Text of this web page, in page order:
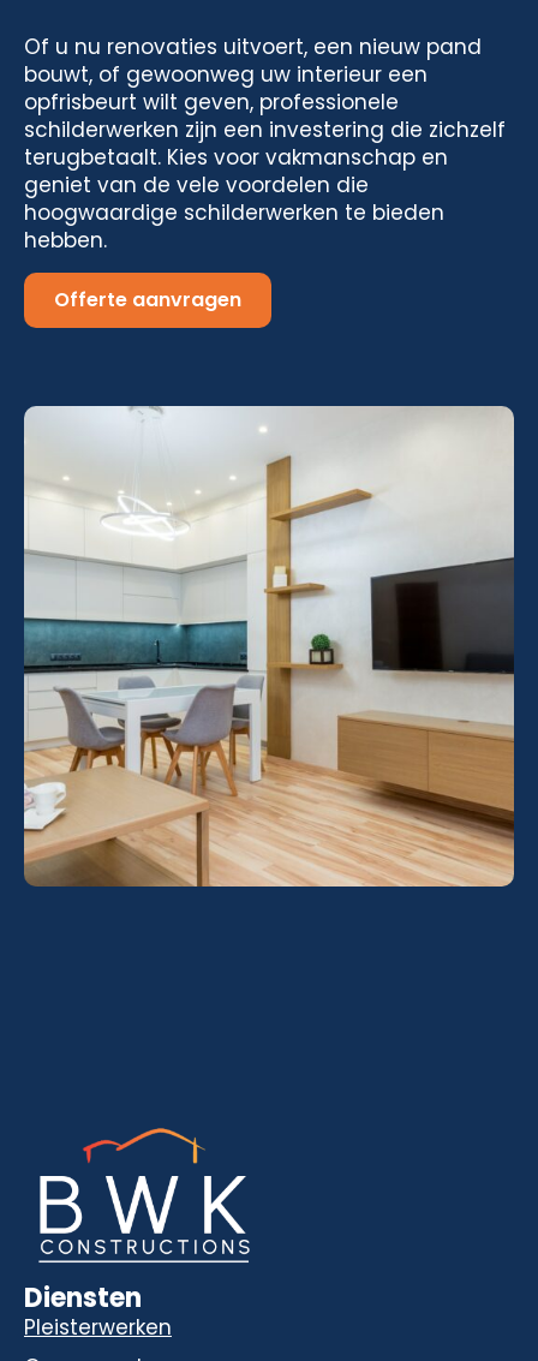
Of u nu renovaties uitvoert, een nieuw pand
bouwt, of gewoonweg uw interieur een
opfrisbeurt wilt geven, professionele
schilderwerken zijn een investering die zichzelf
terugbetaalt. Kies voor vakmanschap en
geniet van de vele voordelen die
hoogwaardige schilderwerken te bieden
hebben.
Offerte aanvragen
Diensten
Pleisterwerken